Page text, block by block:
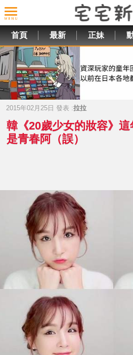
首頁 最新 正妹
2015年02月25日 發表 :拉拉
韓《20歲少女的妝容》
是青春阿（誤）